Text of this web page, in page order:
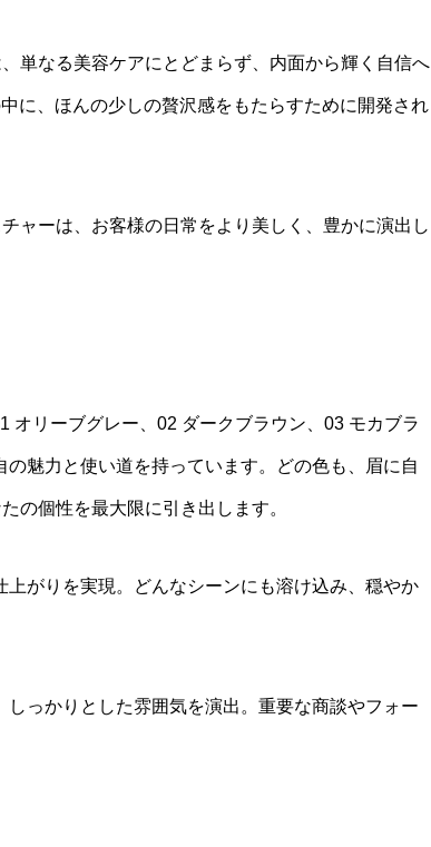
単なる美容ケアにとどまらず、内面から輝く自信へ
に、ほんの少しの贅沢感をもたらすために開発され
ャーは、お客様の日常をより美しく、豊かに演出し
オリーブグレー、02 ダークブラウン、03 モカブラ
魅力と使い道を持っています。どの色も、眉に自
の個性を最大限に引き出します。
がりを実現。どんなシーンにも溶け込み、穏やか
っかりとした雰囲気を演出。重要な商談やフォー